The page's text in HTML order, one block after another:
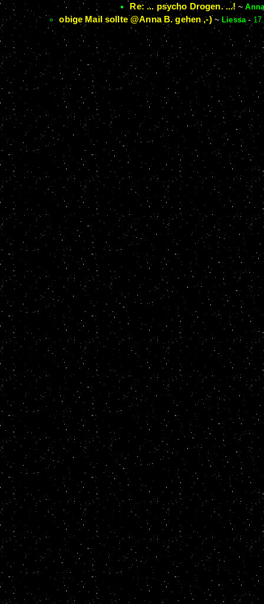
Re: ... psycho Drogen. ...! ~
obige Mail sollte @Anna B. gehen ,-)~Liessa-